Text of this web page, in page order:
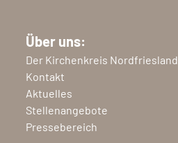
Über uns:
Der Kirchenkreis Nordfriesland
Kontakt
Aktuelles
Stellenangebote
Pressebereich